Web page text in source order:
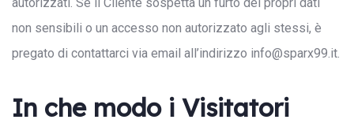
non sensibili o un accesso non autorizzato agli stessi, è
pregato di contattarci via email all’indirizzo info@sparx99.it.
In che modo i Visitatori